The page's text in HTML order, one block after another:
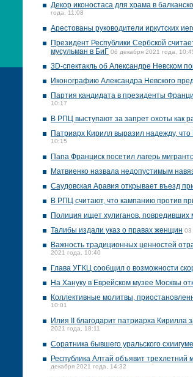
Декор иконостаса для храма в
года, 11:08
Арестованы руководители иркутских
Президент Республики Сербской
мусульман в БиГ 06 декабря 2021 года,
3D-спектакль об Александре Невском
Иконографию Александра Невского
Партия кандидата в президенты
10:17
В РПЦ выступают за запрет охоты как
Патриарх Кирилл выразил надежду, что
10:15
Папа Франциск посетил лагерь
Матвиенко назвала недопустимым
Саудовская Аравия открывает въезд
В РПЦ считают, что кампанию против
Полиция ищет хулиганов, повредивших
Талибы издали указ о правах женщин 03
Важность традиционных ценностей
2021 года, 10:40
Глава УГКЦ сообщил о возможности
На Хануку в Еврейском музее Москвы
Коллективные молитвы,
10:01
Илия II благодарит патриарха Кирилла
2021 года, 18:11
Соратника бывшего уральского
Республика Алтай объявит трехлетний
декабря 2021 года, 14:32